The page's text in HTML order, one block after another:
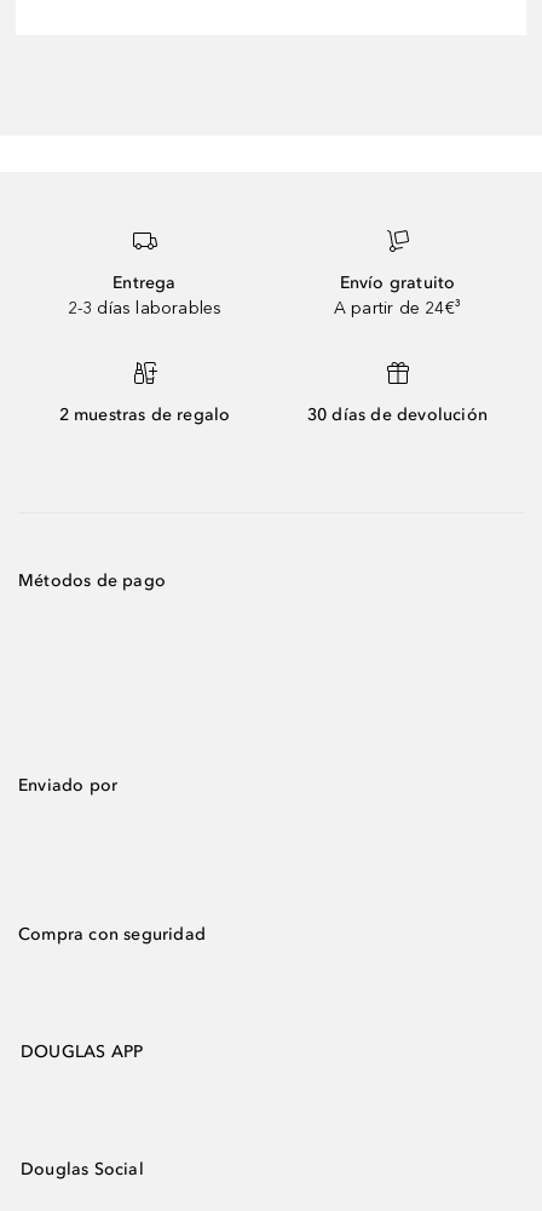
Entrega
2-3 días laborables
Envío gratuito
A partir de 24€³
2 muestras de regalo 30 días de devolución
Métodos de pago
Enviado por
Compra con seguridad
DOUGLAS APP
Douglas Social